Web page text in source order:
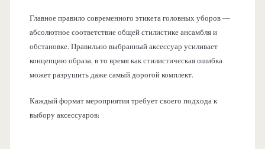
Главное правило современного этикета головных уборов —
абсолютное соответствие общей стилистике ансамбля и
обстановке. Правильно выбранный аксессуар усиливает
концепцию образа, в то время как стилистическая ошибка
может разрушить даже самый дорогой комплект.
Каждый формат мероприятия требует своего подхода к
выбору аксессуаров: